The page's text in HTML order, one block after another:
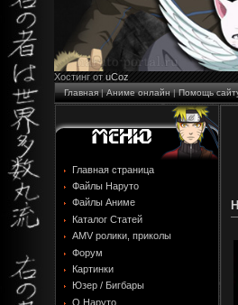
Хостинг от uCoz
Главная|Аниме онлайн|Помощь
Главная страница
Файлы Наруто
Файлы Аниме
Каталог Статей
AMV ролики, приколы
Форум
Картинки
Юзер / Бигбары
О Наруто